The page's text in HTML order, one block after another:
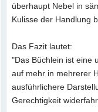
überhaupt Nebel in
Kulisse der Handlung
Das Fazit lautet:
"Das Büchlein ist eine
auf mehr in mehrerer
ausführlichere
Gerechtigkeit